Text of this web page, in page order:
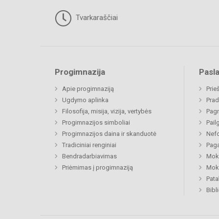
Tvarkaraščiai
Progimnazija
Apie progimnaziją
Ugdymo aplinka
Filosofija, misija, vizija, vertybės
Progimnazijos simboliai
Progimnazijos daina ir skanduotė
Tradiciniai renginiai
Bendradarbiavimas
Priėmimas į progimnaziją